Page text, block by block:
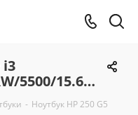
i3
5005U/4Gb/500Gb/DVDRW/5500/15.6"/SVA/HD/DOS/black/WiFi/BT/Cam/2750mAh
- Ноутбук HP 250 G5